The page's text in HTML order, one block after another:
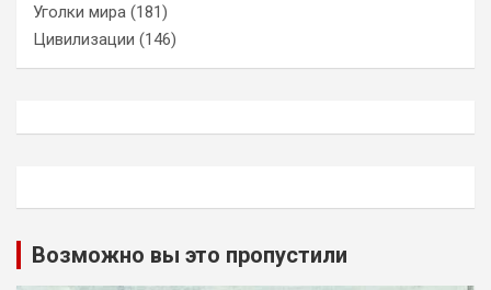
Уголки мира (181)
Цивилизации (146)
Возможно вы это пропустили